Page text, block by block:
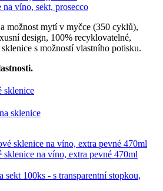
víno, sekt, prosecco
možnost mytí v myčce (350 cyklů),
design, 100% recyklovatelné,
s možností vlastního potisku.
sklenice
sklenice
sklenice na víno, extra pevné 470ml